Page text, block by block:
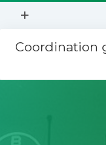
Menü
+
Mitmachen
Kontakt
Coordination